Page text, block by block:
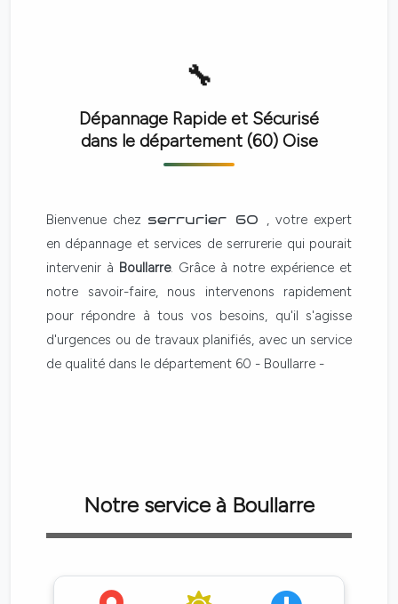
Dépannage Rapide et Sécurisé
dans le département (60) Oise
Bienvenue chez serrurier 60 , votre expert
en dépannage et services de serrurerie qui pourait
intervenir à Boullarre. Grâce à notre expérience et
notre savoir-faire, nous intervenons rapidement
pour répondre à tous vos besoins, qu'il s'agisse
d'urgences ou de travaux planifiés, avec un service
de qualité dans le département 60 - Boullarre -
Notre service à Boullarre